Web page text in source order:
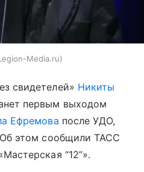
Media.ru
свидетелей» Никиты
первым выходом
Ефремова после УДО,
этом сообщили ТАСС
“12”».